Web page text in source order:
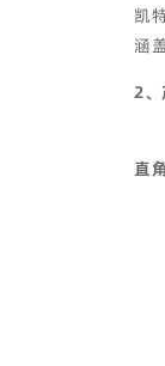
凯
涵
2、
直